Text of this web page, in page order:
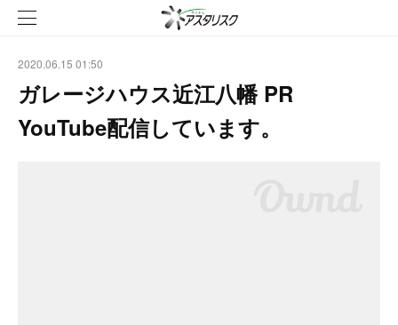
2020.06.15 01:50
ガレージハウス近江八幡 PR
YouTube配信しています。